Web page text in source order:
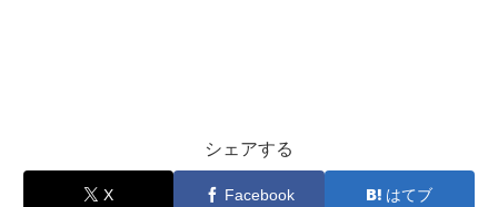
シェアする
X Facebook はてブ